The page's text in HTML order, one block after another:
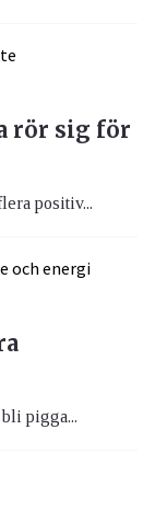
rör sig för
positiv...
pigga...